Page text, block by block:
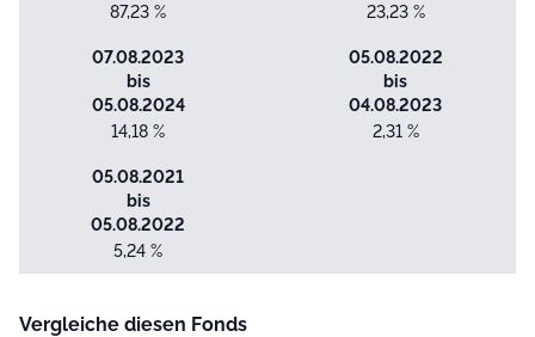
87,23 %
23,23 %
07.08.2023
bis
05.08.2024
14,18 %
05.08.2022
bis
04.08.2023
2,31 %
05.08.2021
bis
05.08.2022
5,24 %
Vergleiche diesen Fonds